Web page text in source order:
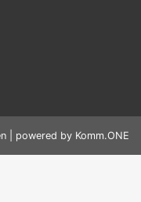
| powered by Komm.ONE